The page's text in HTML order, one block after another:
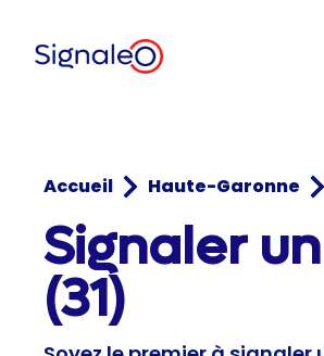
Accueil Haute-Garonne
Signaler
(31)